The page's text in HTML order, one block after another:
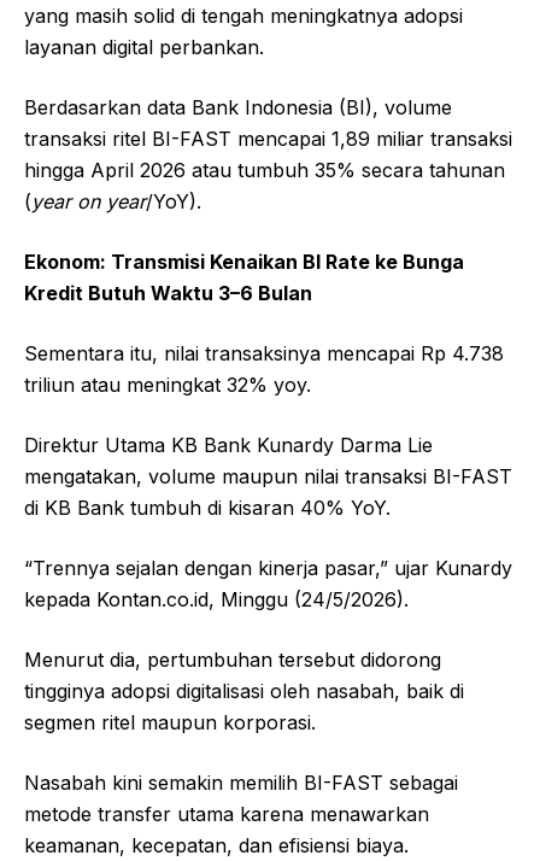
yang masih solid di tengah meningkatnya adopsi
layanan digital perbankan.
Berdasarkan data Bank Indonesia (BI), volume
transaksi ritel BI-FAST mencapai 1,89 miliar transaksi
hingga April 2026 atau tumbuh 35% secara tahunan
(year on year/YoY).
Ekonom: Transmisi Kenaikan BI Rate ke Bunga
Kredit Butuh Waktu 3–6 Bulan
Sementara itu, nilai transaksinya mencapai Rp 4.738
triliun atau meningkat 32% yoy.
Direktur Utama KB Bank Kunardy Darma Lie
mengatakan, volume maupun nilai transaksi BI-FAST
di KB Bank tumbuh di kisaran 40% YoY.
“Trennya sejalan dengan kinerja pasar,” ujar Kunardy
kepada Kontan.co.id, Minggu (24/5/2026).
Menurut dia, pertumbuhan tersebut didorong
tingginya adopsi digitalisasi oleh nasabah, baik di
segmen ritel maupun korporasi.
Nasabah kini semakin memilih BI-FAST sebagai
metode transfer utama karena menawarkan
keamanan, kecepatan, dan efisiensi biaya.